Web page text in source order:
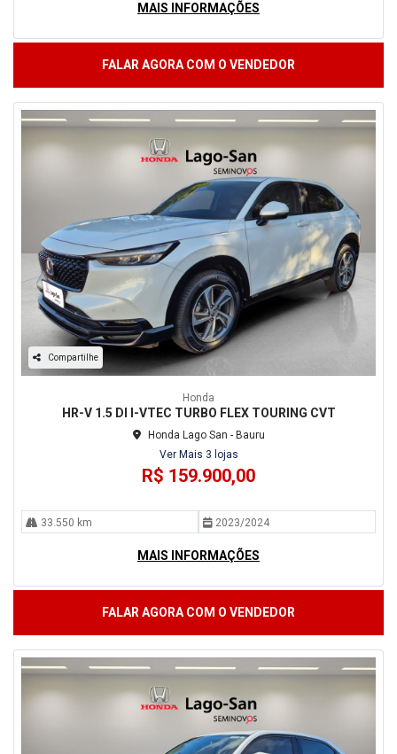
MAIS INFORMAÇÕES
FALAR AGORA COM O VENDEDOR
Compartilhe
Honda
HR-V 1.5 DI I-VTEC TURBO FLEX TOURING CVT
Honda Lago San - Bauru
Ver Mais 3 lojas
R$ 159.900,00
33.550 km 2023/2024
MAIS INFORMAÇÕES
FALAR AGORA COM O VENDEDOR